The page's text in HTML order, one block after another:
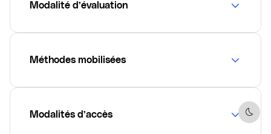
Modalité d’évaluation
Méthodes mobilisées
Modalités d’accès Dark